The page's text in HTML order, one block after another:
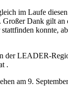
im Laufe diesen
Großer Dank gilt an
konnte,
der LEADER-
.
am 9.